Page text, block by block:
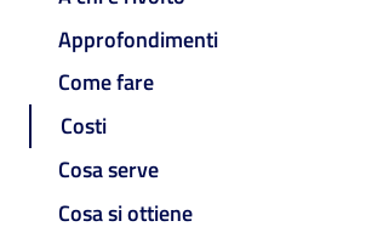
Approfondimenti
Come fare
Costi
Cosa serve
Cosa si ottiene